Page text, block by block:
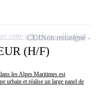
(H/F)
les Alpes Maritimes est
urbain et réalise un large panel de
CDINon renseigné
cette offre à ma sélection